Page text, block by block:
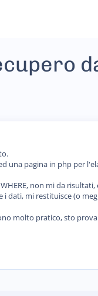
una pagina in php per
non mi da
i dati, mi restituisce (o
molto pratico, sto